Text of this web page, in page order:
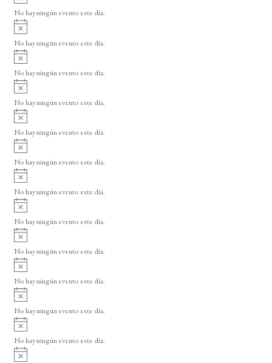
o
v
i
o
No hay ningún evento este día.
A
v
i
o
No hay ningún evento este día.
A
v
i
o
No hay ningún evento este día.
A
v
i
o
No hay ningún evento este día.
A
v
i
o
No hay ningún evento este día.
A
v
i
o
No hay ningún evento este día.
A
v
i
o
No hay ningún evento este día.
A
v
i
o
No hay ningún evento este día.
A
v
i
o
No hay ningún evento este día.
A
v
i
o
No hay ningún evento este día.
A
v
i
o
No hay ningún evento este día.
A
v
i
No hay ningún evento este día.
A